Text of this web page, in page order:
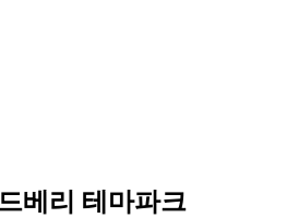
베리 테마파크